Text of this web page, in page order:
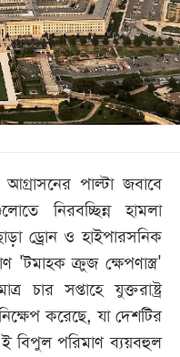
পাল্টা জবাবে
নিরবচ্ছিন্ন হামলা
ড্রোন ও হাইপারসনিক
'টমাহক ক্রুজ ক্ষেপণাস্ত্র'
চার সপ্তাহে যুক্তরাষ্ট্র
করেছে, যা দেশটির
এই বিপুল পরিমাণ ব্যয়বহুল